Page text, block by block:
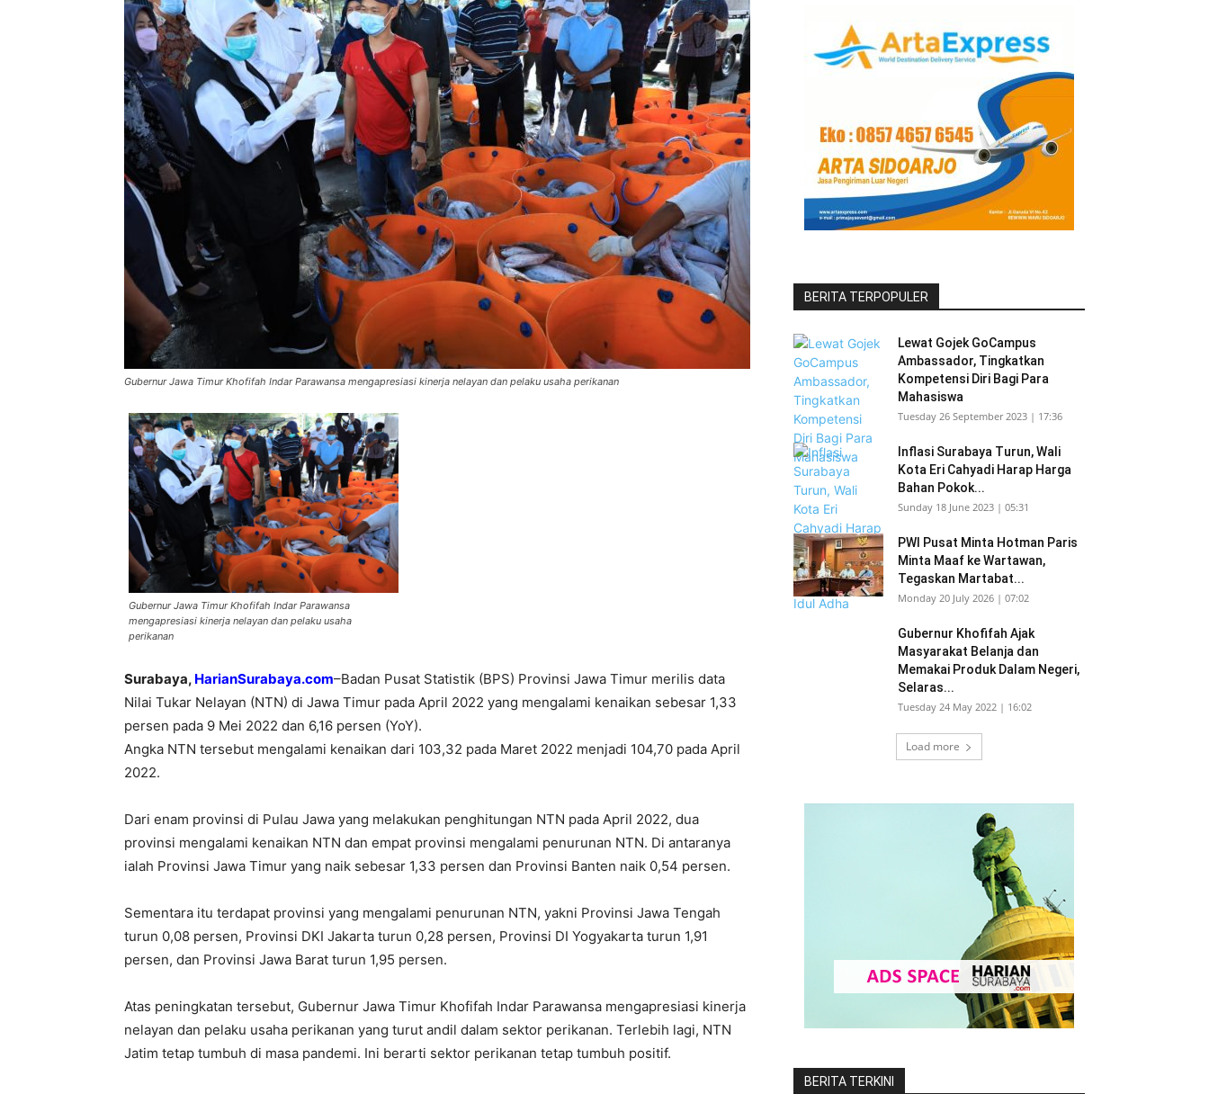
Gubernur Jawa Timur Khofifah Indar Parawansa mengapresiasi kinerja nelayan dan pelaku usaha perikanan
Gubernur Jawa Timur Khofifah Indar Parawansa
mengapresiasi kinerja nelayan dan pelaku usaha
perikanan
Surabaya, HarianSurabaya.com–Badan Pusat Statistik (BPS) Provinsi Jawa Timur merilis data
Nilai Tukar Nelayan (NTN) di Jawa Timur pada April 2022 yang mengalami kenaikan sebesar 1,33
persen pada 9 Mei 2022 dan 6,16 persen (YoY).
Angka NTN tersebut mengalami kenaikan dari 103,32 pada Maret 2022 menjadi 104,70 pada April
2022.
Dari enam provinsi di Pulau Jawa yang melakukan penghitungan NTN pada April 2022, dua
provinsi mengalami kenaikan NTN dan empat provinsi mengalami penurunan NTN. Di antaranya
ialah Provinsi Jawa Timur yang naik sebesar 1,33 persen dan Provinsi Banten naik 0,54 persen.
Sementara itu terdapat provinsi yang mengalami penurunan NTN, yakni Provinsi Jawa Tengah
turun 0,08 persen, Provinsi DKI Jakarta turun 0,28 persen, Provinsi DI Yogyakarta turun 1,91
persen, dan Provinsi Jawa Barat turun 1,95 persen.
Atas peningkatan tersebut, Gubernur Jawa Timur Khofifah Indar Parawansa mengapresiasi kinerja
nelayan dan pelaku usaha perikanan yang turut andil dalam sektor perikanan. Terlebih lagi, NTN
Jatim tetap tumbuh di masa pandemi. Ini berarti sektor perikanan tetap tumbuh positif.
BERITA TERPOPULER
Lewat Gojek GoCampus
Ambassador, Tingkatkan
Kompetensi Diri Bagi Para
Mahasiswa
Tuesday 26 September 2023 | 17:36
Inflasi Surabaya Turun, Wali
Kota Eri Cahyadi Harap Harga
Bahan Pokok...
Sunday 18 June 2023 | 05:31
PWI Pusat Minta Hotman Paris
Minta Maaf ke Wartawan,
Tegaskan Martabat...
Monday 20 July 2026 | 07:02
Gubernur Khofifah Ajak
Masyarakat Belanja dan
Memakai Produk Dalam Negeri,
Selaras...
Tuesday 24 May 2022 | 16:02
Load more
BERITA TERKINI